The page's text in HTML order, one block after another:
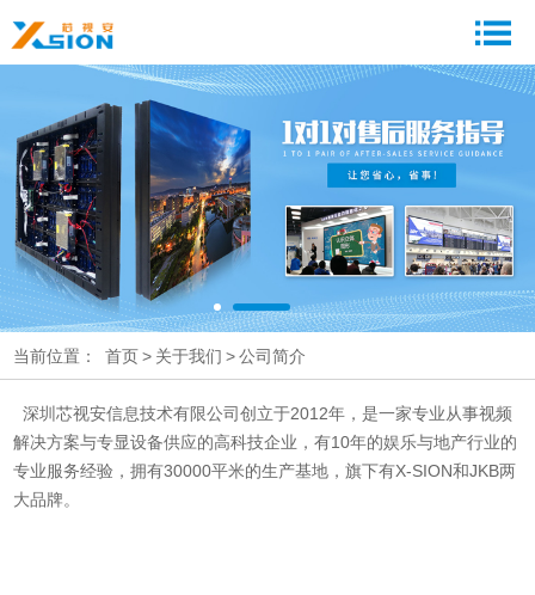
当前位置： 首页> 关于我们 >公司简介
深圳芯视安信息技术有限公司创立于2012年，是一家专业从事视频
解决方案与专显设备供应的高科技企业，有10年的娱乐与地产行业的
专业服务经验，拥有30000平米的生产基地，旗下有X-SION和JKB两
大品牌。